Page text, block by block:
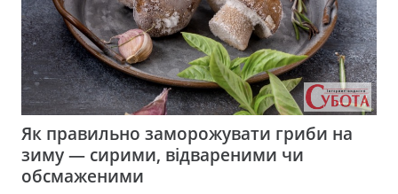
Як правильно заморожувати гриби на
зиму — сирими, відвареними чи
обсмаженими